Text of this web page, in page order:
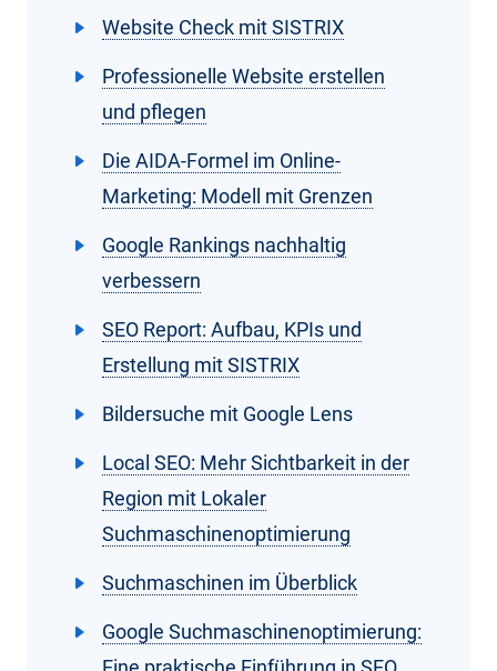
Website Check mit SISTRIX
Professionelle Website erstellen
und pflegen
Die AIDA-Formel im Online-
Marketing: Modell mit Grenzen
Google Rankings nachhaltig
verbessern
SEO Report: Aufbau, KPIs und
Erstellung mit SISTRIX
Bildersuche mit Google Lens
Local SEO: Mehr Sichtbarkeit in der
Region mit Lokaler
Suchmaschinenoptimierung
Suchmaschinen im Überblick
Google Suchmaschinenoptimierung: